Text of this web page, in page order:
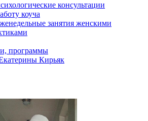
консультации
коуча
занятия женскими
программы
Кирьяк